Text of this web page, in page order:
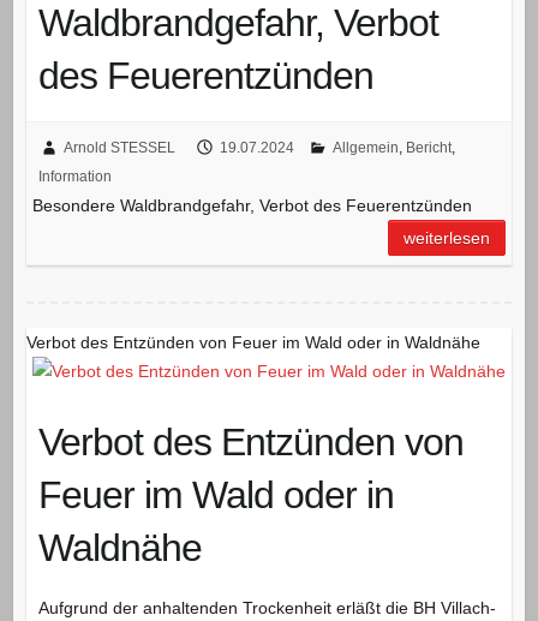
Waldbrandgefahr, Verbot
des Feuerentzünden
Arnold STESSEL 19.07.2024 Allgemein, Bericht,
Information
Besondere Waldbrandgefahr, Verbot des Feuerentzünden
weiterlesen
Verbot des Entzünden von Feuer im Wald oder in Waldnähe
Verbot des Entzünden von
Feuer im Wald oder in
Waldnähe
Aufgrund der anhaltenden Trockenheit erläßt die BH Villach-